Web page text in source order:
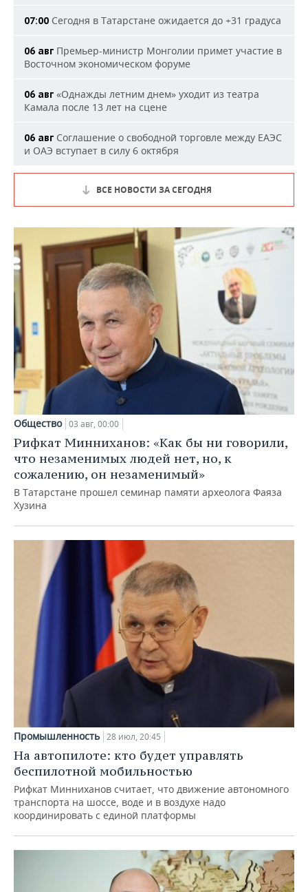
07:00 Сегодня в Татарстане ожидается до +31 градуса
06 авг Премьер-министр Монголии примет участие в
Восточном экономическом форуме
06 авг «Однажды летним днем» уходит из театра
Камала после 13 лет на сцене
06 авг Соглашение о свободной торговле между ЕАЭС
и ОАЭ вступает в силу 6 октября
ВСЕ НОВОСТИ ЗА СЕГОДНЯ
Общество 03 авг, 00:00
Рифкат Минниханов: «Как бы ни говорили,
что незаменимых людей нет, но, к
сожалению, он незаменимый»
В Татарстане прошел семинар памяти археолога Фаяза
Хузина
Промышленность 28 июл, 20:45
На автопилоте: кто будет управлять
беспилотной мобильностью
Рифкат Минниханов считает, что движение автономного
транспорта на шоссе, воде и в воздухе надо
координировать с единой платформы